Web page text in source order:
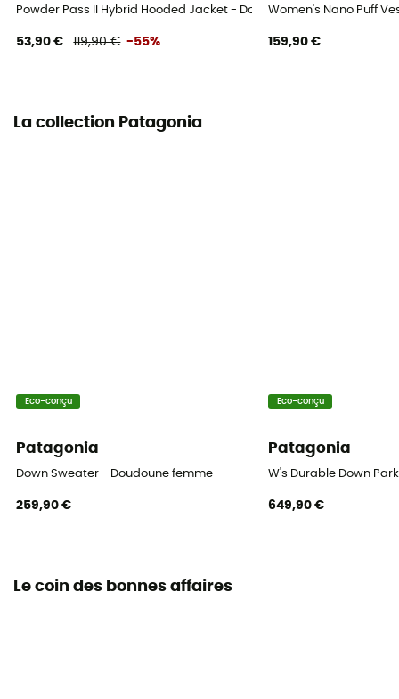
Powder Pass II Hybrid Hooded Jacket - Doudoune femme
53,90 € 119,90 € -55%
Women's Nano Puff
159,90 €
La collection Patagonia
Eco-conçu
Patagonia
Down Sweater - Doudoune femme
259,90 €
Eco-conçu
Patagonia
W's Durable Down
649,90 €
Le coin des bonnes affaires